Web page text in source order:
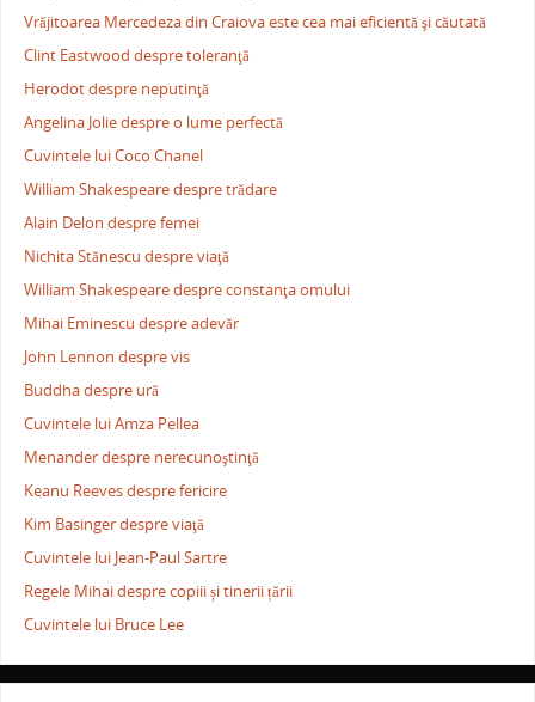
Vrăjitoarea Mercedeza din Craiova este cea mai eficientă şi căutată
Clint Eastwood despre toleranţă
Herodot despre neputinţă
Angelina Jolie despre o lume perfectă
Cuvintele lui Coco Chanel
William Shakespeare despre trădare
Alain Delon despre femei
Nichita Stănescu despre viaţă
William Shakespeare despre constanţa omului
Mihai Eminescu despre adevăr
John Lennon despre vis
Buddha despre ură
Cuvintele lui Amza Pellea
Menander despre nerecunoştinţă
Keanu Reeves despre fericire
Kim Basinger despre viaţă
Cuvintele lui Jean-Paul Sartre
Regele Mihai despre copiii și tinerii țării
Cuvintele lui Bruce Lee